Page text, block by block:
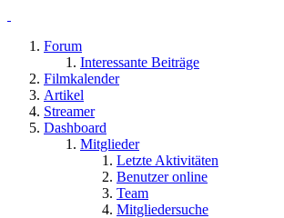
Forum
Interessante Beiträge
Filmkalender
Artikel
Streamer
Dashboard
Mitglieder
Letzte Aktivitäten
Benutzer online
Team
Mitgliedersuche